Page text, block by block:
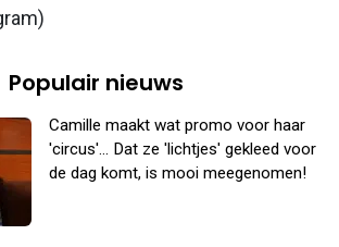
Populair nieuws
Camille maakt wat promo voor haar
'circus'... Dat ze 'lichtjes' gekleed voor
de dag komt, is mooi meegenomen!